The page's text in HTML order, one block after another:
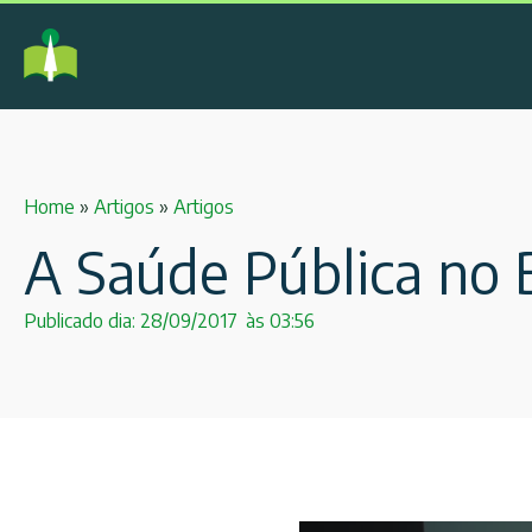
Home » Artigos » Artigos
A Saúde Pública
Publicado dia: 28/09/2017 às 03:56